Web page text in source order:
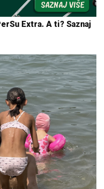
Extra. A ti? Saznaj